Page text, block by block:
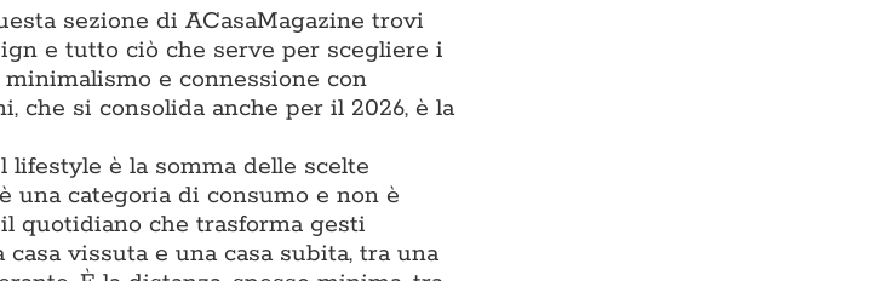
sezione di ACasaMagazine trovi
e tutto ciò che serve per scegliere i
e connessione con
che si consolida anche per il 2026, è la
è la somma delle scelte
una categoria di consumo e non è
quotidiano che trasforma gesti
vissuta e una casa subita, tra una